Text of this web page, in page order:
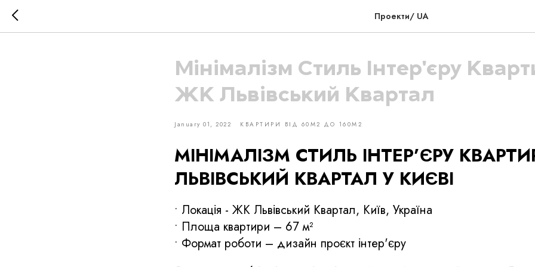
Проекти/ UA
Мінімалізм Стиль Інтер'єру
ЖК Львівський Квартал
January 01, 2022 КВАРТИРИ ВІД 60М2 ДО 160М2
МІНІМАЛІЗМ СТИЛЬ ІНТЕР’ЄРУ
ЛЬВІВСЬКИЙ КВАРТАЛ У КИЄВІ
• Локація - ЖК Львівський Квартал, Київ, Україна
• Площа квартири – 67 м²
• Формат роботи – дизайн проєкт інтер'єру